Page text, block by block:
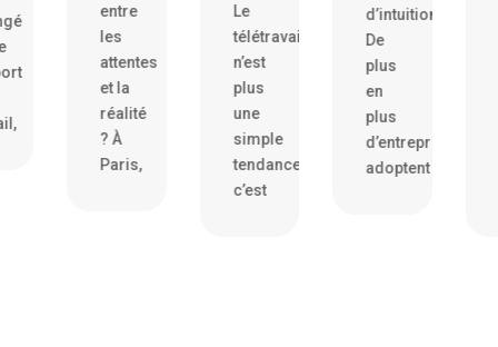
entre
les
attentes
et la
réalité
? À
Paris,
Le
télétravail
n’est
plus
une
simple
tendance,
c’est
d’intuition.
De
plus
en
plus
d’entreprises
adoptent